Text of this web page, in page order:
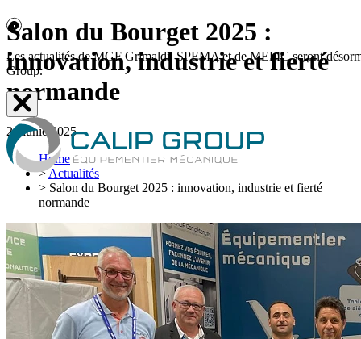
Les actualités de MGF Grimaldi, SPEMA et de MEFIC seront
Group.
Salon du Bourget 2025 :
innovation, industrie et fierté
normande
26 iunie 2025
Home
>Actualités
> Salon du Bourget 2025 : innovation, industrie et fierté
normande